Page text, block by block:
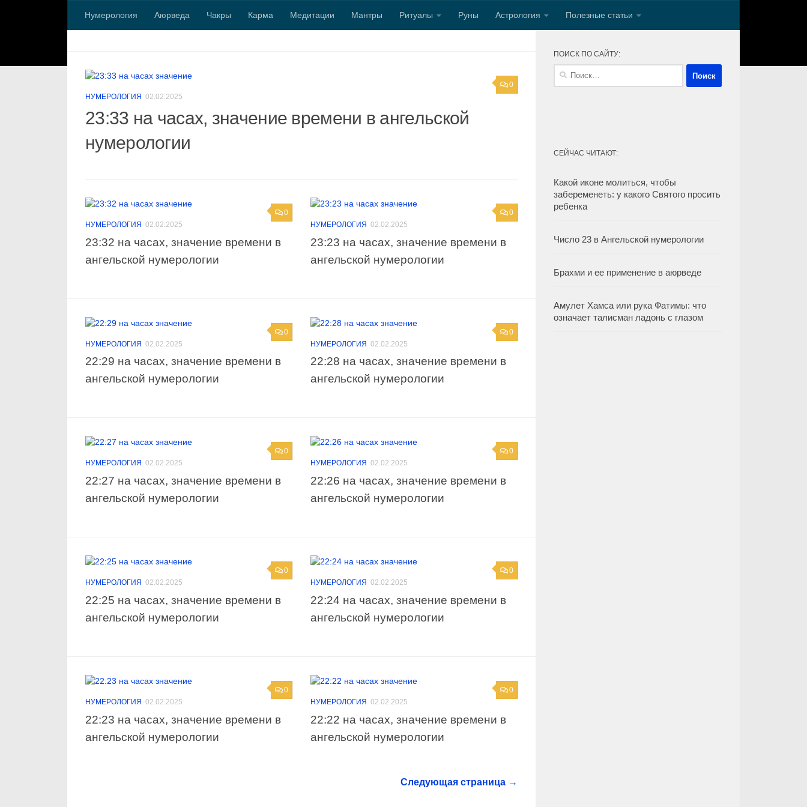
Перейти к содержимому
Нумерология Аюрведа Чакры Карма Медитации Мантры Ритуалы Руны Астрология Полезные статьи
0
НУМЕРОЛОГИЯ 02.02.2025
23:33 на часах, значение времени в ангельской
нумерологии
0
НУМЕРОЛОГИЯ 02.02.2025
23:32 на часах, значение времени в
ангельской нумерологии
0
НУМЕРОЛОГИЯ 02.02.2025
23:23 на часах, значение времени в
ангельской нумерологии
0
НУМЕРОЛОГИЯ 02.02.2025
22:29 на часах, значение времени в
ангельской нумерологии
0
НУМЕРОЛОГИЯ 02.02.2025
22:28 на часах, значение времени в
ангельской нумерологии
0
НУМЕРОЛОГИЯ 02.02.2025
22:27 на часах, значение времени в
ангельской нумерологии
0
НУМЕРОЛОГИЯ 02.02.2025
22:26 на часах, значение времени в
ангельской нумерологии
0
НУМЕРОЛОГИЯ 02.02.2025
22:25 на часах, значение времени в
ангельской нумерологии
0
НУМЕРОЛОГИЯ 02.02.2025
22:24 на часах, значение времени в
ангельской нумерологии
0
НУМЕРОЛОГИЯ 02.02.2025
22:23 на часах, значение времени в
ангельской нумерологии
0
НУМЕРОЛОГИЯ 02.02.2025
22:22 на часах, значение времени в
ангельской нумерологии
Следующая страница →
ПОИСК ПО САЙТУ:
Найти:
СЕЙЧАС ЧИТАЮТ:
Какой иконе молиться, чтобы
забеременеть: у какого Святого просить
ребенка
Число 23 в Ангельской нумерологии
Брахми и ее применение в аюрведе
Амулет Хамса или рука Фатимы: что
означает талисман ладонь с глазом